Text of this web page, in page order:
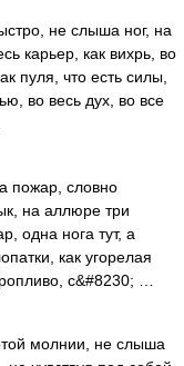
не слыша ног, на
карьер, как вихрь, во
пуля, что есть силы,
во весь дух, во все
пожар, словно
на аллюре три
одна нога тут, а
как угорелая
с&#8230; …
молнии, не слыша